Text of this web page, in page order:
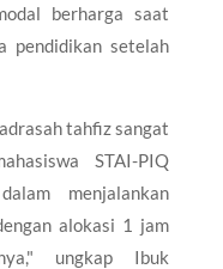
berharga saat
pendidikan setelah
tahfiz sangat
STAI-PIQ
menjalankan
alokasi 1 jam
ungkap Ibuk